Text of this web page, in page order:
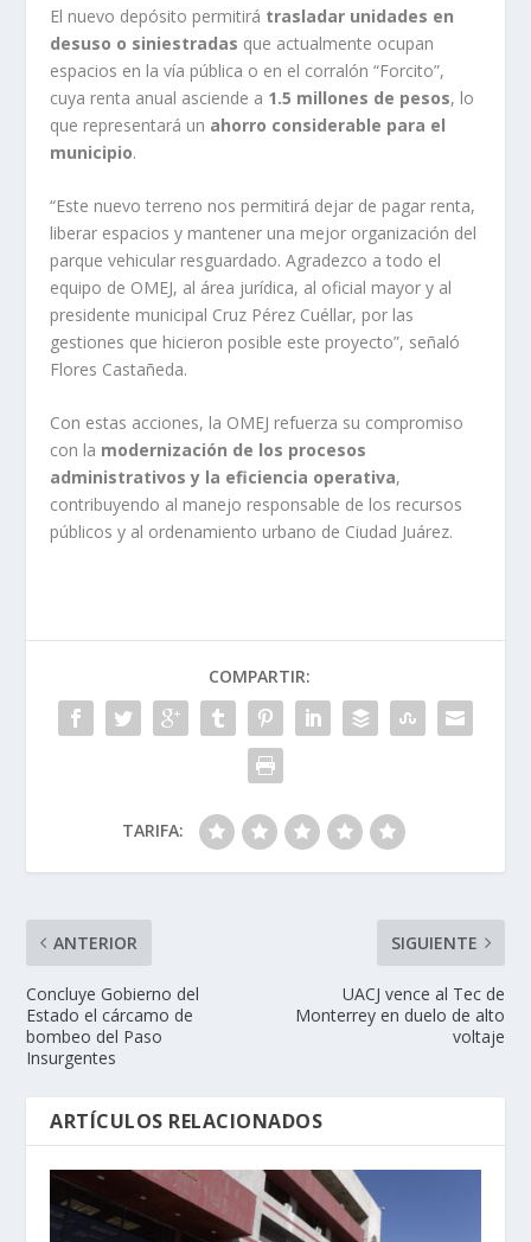
El nuevo depósito permitirá trasladar unidades en
desuso o siniestradas que actualmente ocupan
espacios en la vía pública o en el corralón “Forcito”,
cuya renta anual asciende a 1.5 millones de pesos, lo
que representará un ahorro considerable para el
municipio.
“Este nuevo terreno nos permitirá dejar de pagar renta,
liberar espacios y mantener una mejor organización del
parque vehicular resguardado. Agradezco a todo el
equipo de OMEJ, al área jurídica, al oficial mayor y al
presidente municipal Cruz Pérez Cuéllar, por las
gestiones que hicieron posible este proyecto”, señaló
Flores Castañeda.
Con estas acciones, la OMEJ refuerza su compromiso
con la modernización de los procesos
administrativos y la eficiencia operativa,
contribuyendo al manejo responsable de los recursos
públicos y al ordenamiento urbano de Ciudad Juárez.
COMPARTIR:
TARIFA:
ANTERIOR
Concluye Gobierno del
Estado el cárcamo de
bombeo del Paso
Insurgentes
SIGUIENTE
UACJ vence al Tec de
Monterrey en duelo de alto
voltaje
ARTÍCULOS RELACIONADOS